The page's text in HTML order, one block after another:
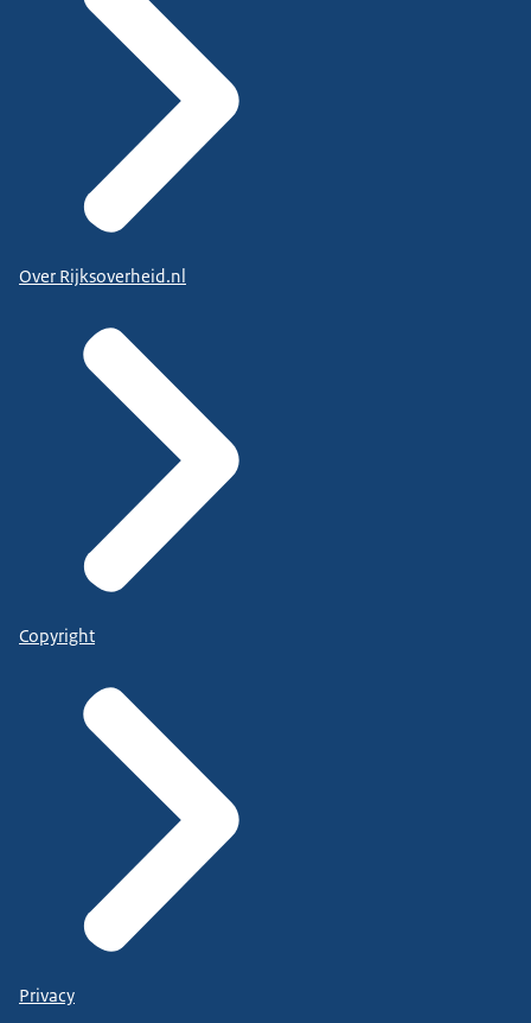
Over Rijksoverheid.nl
Copyright
Privacy